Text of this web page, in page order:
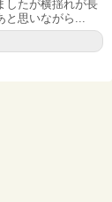
したが横揺れが長
思いながら...